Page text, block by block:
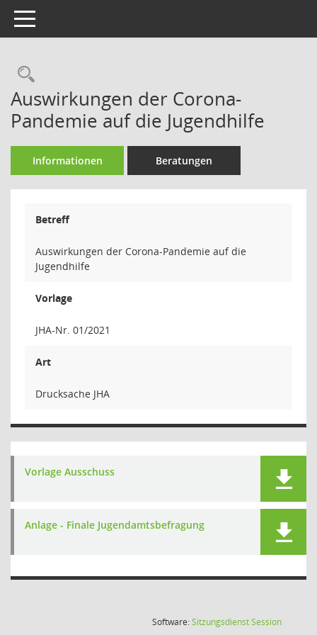
Toggle navigation
Rechercheauswahl
Auswirkungen der Corona-
Pandemie auf die Jugendhilfe
Informationen Beratungen
Betreff
Auswirkungen der Corona-Pandemie auf die
Jugendhilfe
Vorlage
JHA-Nr. 01/2021
Art
Drucksache JHA
Vorlage Ausschuss
Anlage - Finale Jugendamtsbefragung
Software:SitzungsdienstSession(Wird in